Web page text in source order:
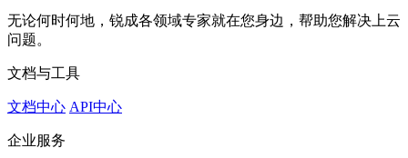
无论何时何地，锐成各领域专家就在您身边，帮助您解决上云
问题。
文档与工具
文档中心 API中心
企业服务